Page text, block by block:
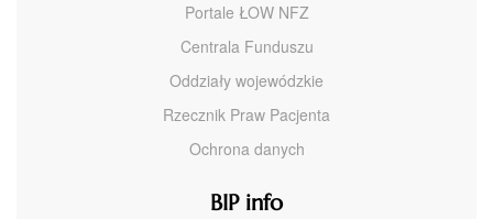
Portale ŁOW NFZ
Centrala Funduszu
Oddziały wojewódzkie
Rzecznik Praw Pacjenta
Ochrona danych
BIP info